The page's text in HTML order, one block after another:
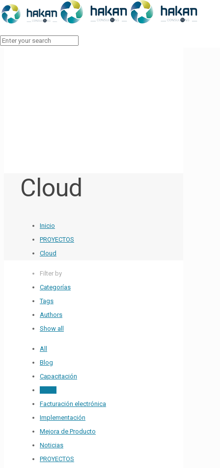
Cloud
Inicio
PROYECTOS
Cloud
Filter by
Categorías
Tags
Authors
Show all
All
Blog
Capacitación
Facturación electrónica
Implementación
Mejora de Producto
Noticias
PROYECTOS